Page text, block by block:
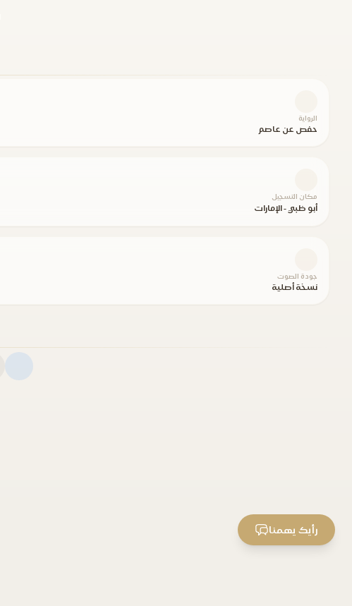
الرواية
حفص عن عاصم
مكان التسجيل
أبو ظبي - الإمارات
جودة الصوت
نسخة أصلية
رأيك يهمنا